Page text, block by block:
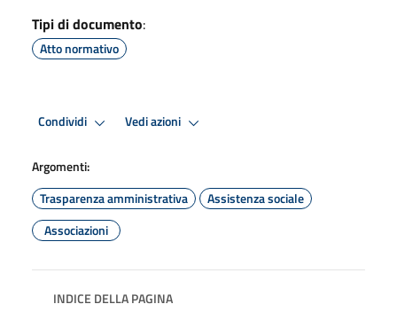
Tipi di documento:
Atto normativo
Condividi Vedi azioni
Argomenti:
Trasparenza amministrativa
Assistenza sociale
Associazioni
INDICE DELLA PAGINA